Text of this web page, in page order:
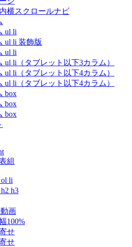
横スクロールナビ
ul li
ul li 装飾版
ul li
ul li（タブレット以下3カラム）
ul li（タブレット以下4カラム）
ul li（タブレット以下4カラム）
box
box
box
組
li
h3
画
100%
せ
せ